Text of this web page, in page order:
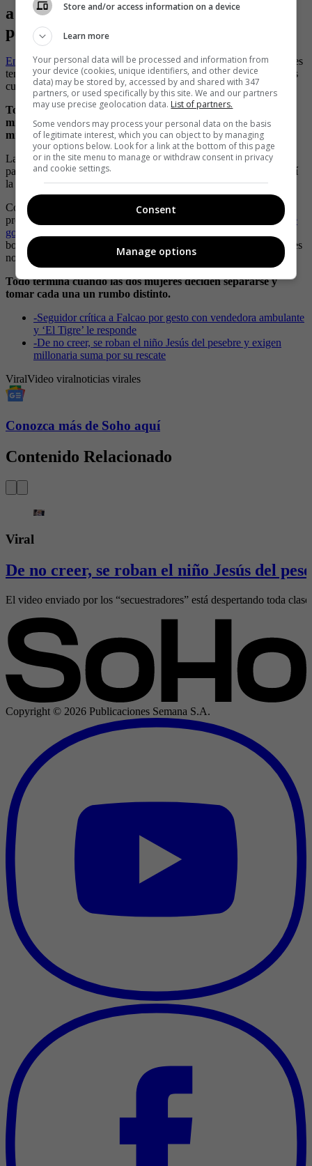
a los golpes y la Policía casi no las puede
parar
En pasados días se registró una situación similar, donde dos mujeres
terminaron a los golpes en medio de la calle y ante la mirada de los
curiosos transeúntes.
Todo ocurrió en las calles de Cartagena, donde, en tacones y
minifalda, estas dos mujeres se fueron a los golpes ante las
miradas de los curiosos.
Las imágenes permiten ver que se encontraban discutiendo a
palabras, cuando una de ellas lanzó una patada a otra, iniciando así
la riña.
Con la grabación, se evidencia que son dos las mujeres las que
protagonizan la pelea,
quienes se persiguen por la calle mientras se
golpean.
bochornosa escena, sin lograr mayor cosa, pues las furiosas mujeres
no querían dejar de pelear.
Todo termina cuando las dos mujeres deciden separarse y
tomar cada una un rumbo distinto.
-Seguidor crítica a Falcao por gesto con vendedora ambulante
y ‘El Tigre’ le responde
-De no creer, se roban el niño Jesús del pesebre y exigen
millonaria suma por su rescate
ViralVideo viralnoticias virales
Conozca más de Soho aquí
Contenido Relacionado
Viral
De no creer, se roban el niño Jesús del
El video enviado por los “secuestradores” está despertando toda
Copyright © 2026 Publicaciones Semana S.A.
Store and/or access information on a device
Learn more
Your personal data will be processed and information from
your device (cookies, unique identifiers, and other device
data) may be stored by, accessed by and shared with 347
partners, or used specifically by this site. We and our partners
may use precise geolocation data. List of partners.
Some vendors may process your personal data on the basis
of legitimate interest, which you can object to by managing
your options below. Look for a link at the bottom of this page
or in the site menu to manage or withdraw consent in privacy
and cookie settings.
Consent
Manage options